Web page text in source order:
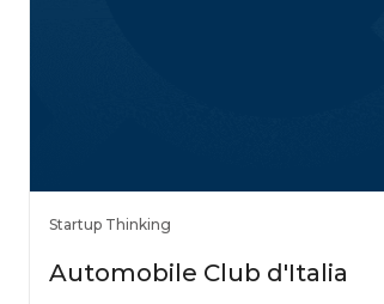
Startup Thinking
Automobile Club d'Italia